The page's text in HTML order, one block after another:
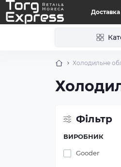
Доставка
Холодильне
Фільтр
ВИРОБНИК
Gooder